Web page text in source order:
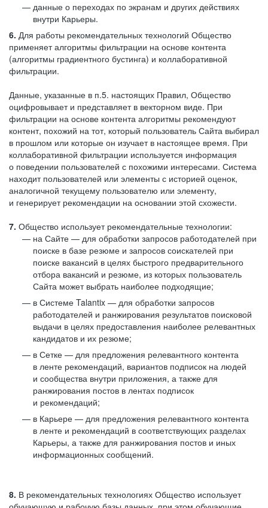
данные о переходах по экранам и других действиях
внутри Карьеры.
6. Для работы рекомендательных технологий Общество
применяет алгоритмы фильтрации на основе контента
(алгоритмы градиентного бустинга) и коллаборативной
фильтрации.
Данные, указанные в п.5. настоящих Правил, Общество
оцифровывает и представляет в векторном виде. При
фильтрации на основе контента алгоритмы рекомендуют
контент, похожий на тот, который пользователь Сайта выбирал
в прошлом или которые он изучает в настоящее время. При
коллаборативной фильтрации используется информация
о поведении пользователей с похожими интересами. Система
находит пользователей или элементы с историей оценок,
аналогичной текущему пользователю или элементу,
и генерирует рекомендации на основании этой схожести.
7. Общество использует рекомендательные технологии:
на Сайте — для обработки запросов работодателей при
поиске в базе резюме и запросов соискателей при
поиске вакансий в целях быстрого предварительного
отбора вакансий и резюме, из которых пользователь
Сайта может выбрать наиболее подходящие;
в Системе Talantix — для обработки запросов
работодателей и ранжирования результатов поисковой
выдачи в целях предоставления наиболее релевантных
кандидатов и их резюме;
в Сетке — для предложения релевантного контента
в ленте рекомендаций, вариантов подписок на людей
и сообщества внутри приложения, а также для
ранжирования постов в лентах подписок
и рекомендаций;
в Карьере — для предложения релевантного контента
в ленте и рекомендаций в соответствующих разделах
Карьеры, а также для ранжирования постов и иных
информационных сообщений.
8. В рекомендательных технологиях Общество использует